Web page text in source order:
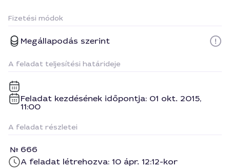
Fizetési módok
Megállapodás szerint
A feladat teljesítési határideje
Feladat kezdésének időpontja: 01 okt. 2015,
11:00
A feladat részletei
666
A feladat létrehozva: 10 ápr. 12:12-kor